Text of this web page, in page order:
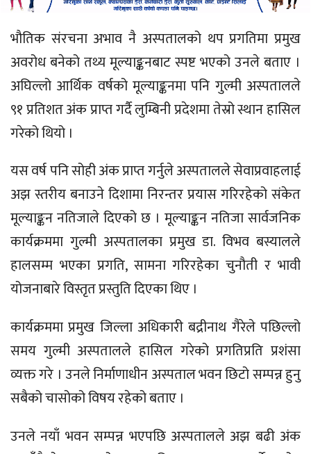
भौतिक संरचना अभाव नै अस्पतालको थप प्रगतिमा प्रमुख
अवरोध बनेको तथ्य मूल्याङ्कनबाट स्पष्ट भएको उनले बताए ।
अघिल्लो आर्थिक वर्षको मूल्याङ्कनमा पनि गुल्मी अस्पतालले
९१ प्रतिशत अंक प्राप्त गर्दै लुम्बिनी प्रदेशमा तेस्रो स्थान हासिल
गरेको थियो ।
यस वर्ष पनि सोही अंक प्राप्त गर्नुले अस्पतालले सेवाप्रवाहलाई
अझ स्तरीय बनाउने दिशामा निरन्तर प्रयास गरिरहेको संकेत
मूल्याङ्कन नतिजाले दिएको छ । मूल्याङ्कन नतिजा सार्वजनिक
कार्यक्रममा गुल्मी अस्पतालका प्रमुख डा. विभव बस्यालले
हालसम्म भएका प्रगति, सामना गरिरहेका चुनौती र भावी
योजनाबारे विस्तृत प्रस्तुति दिएका थिए ।
कार्यक्रममा प्रमुख जिल्ला अधिकारी बद्रीनाथ गैरेले पछिल्लो
समय गुल्मी अस्पतालले हासिल गरेको प्रगतिप्रति प्रशंसा
व्यक्त गरे । उनले निर्माणाधीन अस्पताल भवन छिटो सम्पन्न हुनु
सबैको चासोको विषय रहेको बताए ।
उनले नयाँ भवन सम्पन्न भएपछि अस्पतालले अझ बढी अंक